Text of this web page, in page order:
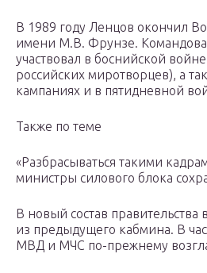
В 1989 году Ленцов окончил
имени М.В. Фрунзе.
участвовал в боснийской
российских миротворцев), а
кампаниях и в пятидневной
Также по теме
«Разбрасываться такими
министры силового блока
В новый состав
из предыдущего кабмина. В
МВД и МЧС по-прежнему